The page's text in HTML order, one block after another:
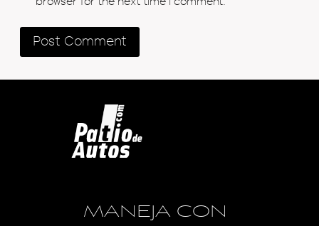
MANEJA CON